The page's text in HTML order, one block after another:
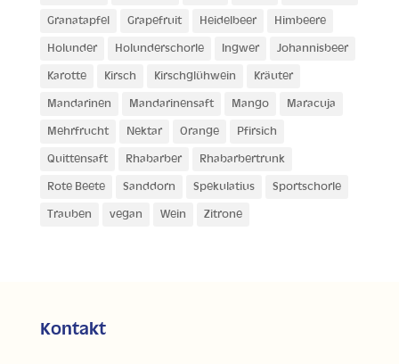
Granatapfel Grapefruit Heidelbeer Himbeere
Holunder Holunderschorle Ingwer Johannisbeer
Karotte Kirsch Kirschglühwein Kräuter
Mandarinen Mandarinensaft Mango Maracuja
Mehrfrucht Nektar Orange Pfirsich
Quittensaft Rhabarber Rhabarbertrunk
Rote Beete Sanddorn Spekulatius Sportschorle
Trauben vegan Wein Zitrone
Kontakt